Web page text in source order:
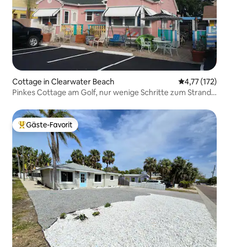
Cottage in Clearwater Beach
4,77 (172)
Pinkes Cottage am Golf, nur wenige Schritte zum Strand,
Beliebter Gäste-Favorit.
Gäste-Favorit